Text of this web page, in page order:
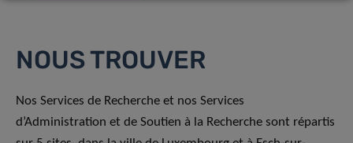
NOUS TROUVER
Nos Services de Recherche et nos Services
d’Administration et de Soutien à la Recherche sont répartis